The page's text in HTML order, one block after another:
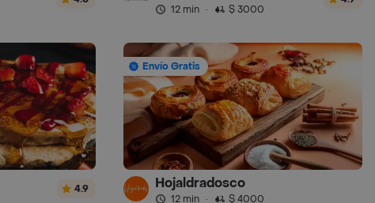
12 min · $ 3000
4.9
Envío Gratis
Hojaldradosco
12 min · $ 4000